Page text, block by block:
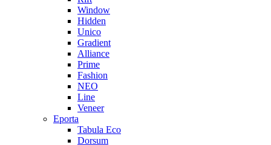
Window
Hidden
Unico
Gradient
Alliance
Prime
Fashion
NEO
Line
Veneer
Eporta
Tabula Eco
Dorsum